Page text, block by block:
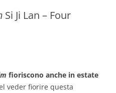
Si Ji Lan – Four
fioriscono anche in estate
veder fiorire questa